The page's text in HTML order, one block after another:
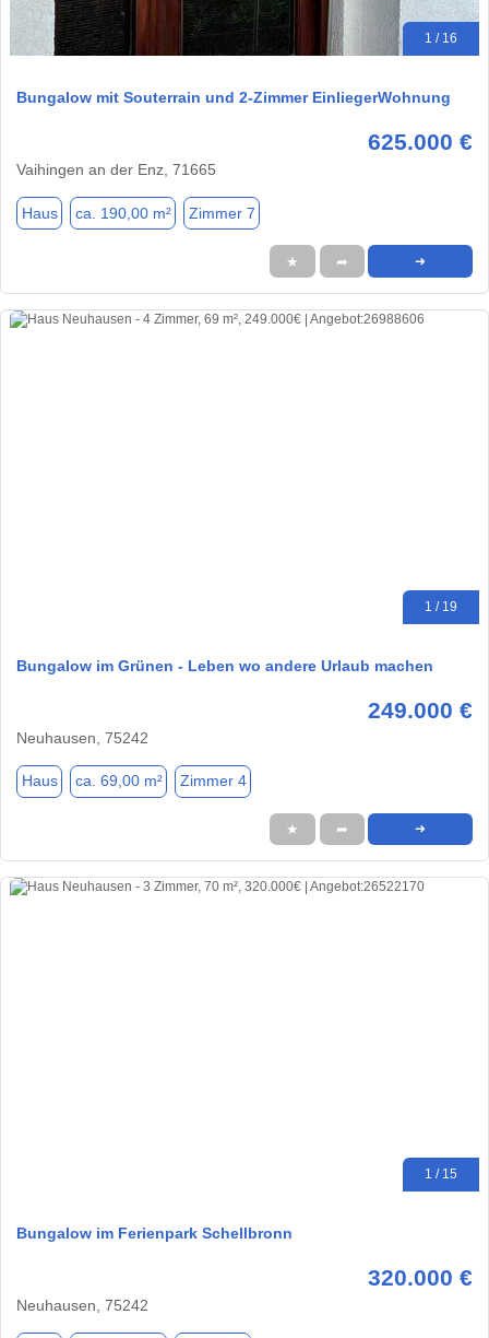
1 / 16
Bungalow mit Souterrain und 2-Zimmer EinliegerWohnung
625.000 €
Vaihingen an der Enz, 71665
Haus ca. 190,00 m² Zimmer 7
★ ➦ ➜
1 / 19
Bungalow im Grünen - Leben wo andere Urlaub machen
249.000 €
Neuhausen, 75242
Haus ca. 69,00 m² Zimmer 4
★ ➦ ➜
1 / 15
Bungalow im Ferienpark Schellbronn
320.000 €
Neuhausen, 75242